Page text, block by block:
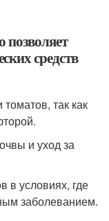
позволяет
средств
так как
и уход за
в условиях, где
заболеванием.